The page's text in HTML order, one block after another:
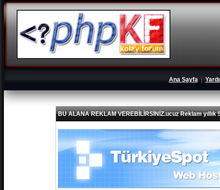
Ana Sayfa|
BU ALANA REKLAM VEREBİLİRSİNİZ.ucuz Reklam yıllık